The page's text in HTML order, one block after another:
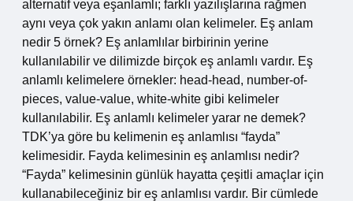
alternatif veya eşanlamlı; farklı yazılışlarına rağmen
aynı veya çok yakın anlamı olan kelimeler. Eş anlam
nedir 5 örnek? Eş anlamlılar birbirinin yerine
kullanılabilir ve dilimizde birçok eş anlamlı vardır. Eş
anlamlı kelimelere örnekler: head-head, number-of-
pieces, value-value, white-white gibi kelimeler
kullanılabilir. Eş anlamlı kelimeler yarar ne demek?
TDK’ya göre bu kelimenin eş anlamlısı “fayda”
kelimesidir. Fayda kelimesinin eş anlamlısı nedir?
“Fayda” kelimesinin günlük hayatta çeşitli amaçlar için
kullanabileceğiniz bir eş anlamlısı vardır. Bir cümlede